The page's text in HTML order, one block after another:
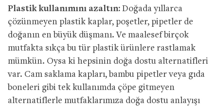
Plastik kullanımını azaltın: Doğada yıllarca
çözünmeyen plastik kaplar, poşetler, pipetler de
doğanın en büyük düşmanı. Ve maalesef birçok
mutfakta sıkça bu tür plastik ürünlere rastlamak
mümkün. Oysa ki hepsinin doğa dostu alternatifleri
var. Cam saklama kapları, bambu pipetler veya gıda
boneleri gibi tek kullanımda çöpe gitmeyen
alternatiflerle mutfaklarımıza doğa dostu anlayışı